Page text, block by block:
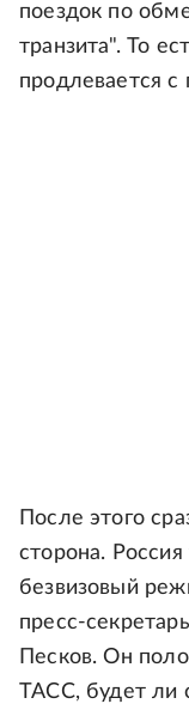
поездок по
транзита". То
продлевается
После этого
сторона.
безвизовый
пресс-
Песков. Он
ТАСС, будет ли